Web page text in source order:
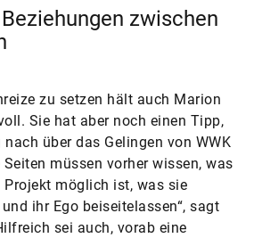
zwischen
zu setzen hält auch Marion
Sie hat aber noch einen Tipp,
über das Gelingen von WWK
müssen vorher wissen, was
möglich ist, was sie
ihr Ego beiseitelassen“, sagt
sei auch, vorab eine